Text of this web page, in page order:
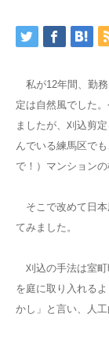
私が12年間、勤務
定は自然風でした
ましたが、刈込剪
んでいる練馬区で
で！）マンションの
そこで改めて日本
てみました。
刈込の手法は室町
を庭に取り入れる
かし」と言い、人
お問い合せ